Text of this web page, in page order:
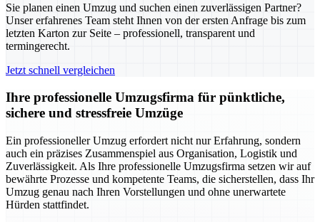
Sie planen einen Umzug und suchen einen zuverlässigen Partner?
Unser erfahrenes Team steht Ihnen von der ersten Anfrage bis zum
letzten Karton zur Seite – professionell, transparent und
termingerecht.
Jetzt schnell vergleichen
Ihre professionelle Umzugsfirma für pünktliche,
sichere und stressfreie Umzüge
Ein professioneller Umzug erfordert nicht nur Erfahrung, sondern
auch ein präzises Zusammenspiel aus Organisation, Logistik und
Zuverlässigkeit. Als Ihre professionelle Umzugsfirma setzen wir auf
bewährte Prozesse und kompetente Teams, die sicherstellen, dass Ihr
Umzug genau nach Ihren Vorstellungen und ohne unerwartete
Hürden stattfindet.